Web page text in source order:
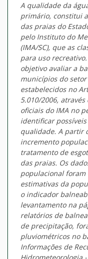
A qualidade da
primário, constitui
das praias do
pelo Instituto do
(IMA/SC), que as
para uso
objetivo avaliar a
municípios do
estabelecidos no
5.010/2006,
oficiais do IMA no
identificar
qualidade. A partir
incremento
tratamento de
das praias. Os
populacional
estimativas da
o indicador
levantamento na
relatórios de
de precipitação,
pluviométricos no
Informações de